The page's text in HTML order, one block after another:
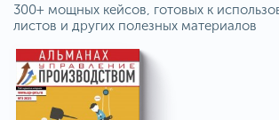
300+ мощных кейсов, готовых к
листов и других полезных материалов